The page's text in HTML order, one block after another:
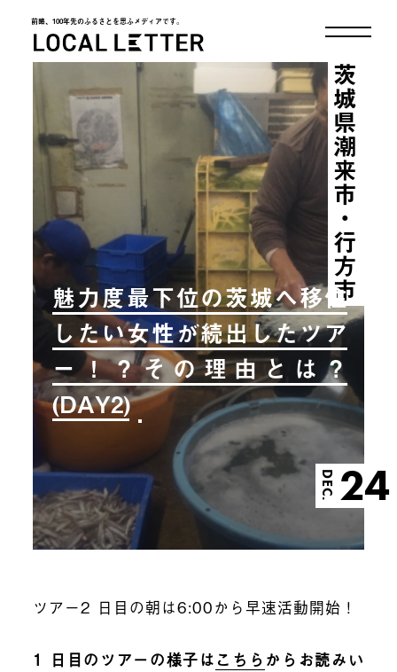
前略、100年先のふるさとを思ふメディアです。
LOCAL LETTER
魅力度最下位の茨城へ移住
したい女性が続出したツア
ー！？その理由とは？
(DAY2)
DEC. 24
茨城県潮来市・行方市
ツアー2 日目の朝は6:00から早速活動開始！
1 日目のツアーの様子は こちら からお読みい